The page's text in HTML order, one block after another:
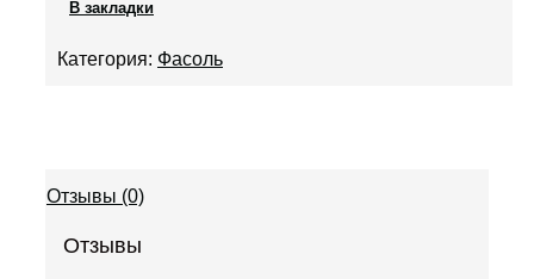
В закладки
Категория: Фасоль
Отзывы (0)
Отзывы